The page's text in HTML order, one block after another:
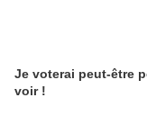
Je voterai peut-être
voir !